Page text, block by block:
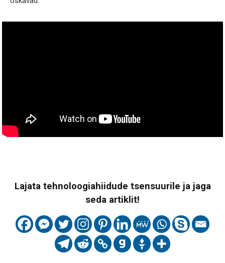
Lajata tehnoloogiahiidude tsensuurile ja jaga
seda artiklit!